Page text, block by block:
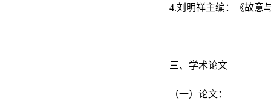
4.刘明祥主编：《故意
三、学术论文
（一）论文：